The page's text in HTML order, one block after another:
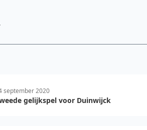
september 2020
gelijkspel voor Duinwijck